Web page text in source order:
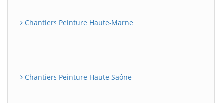
Chantiers Peinture Haute-Marne
Chantiers Peinture Haute-Saône